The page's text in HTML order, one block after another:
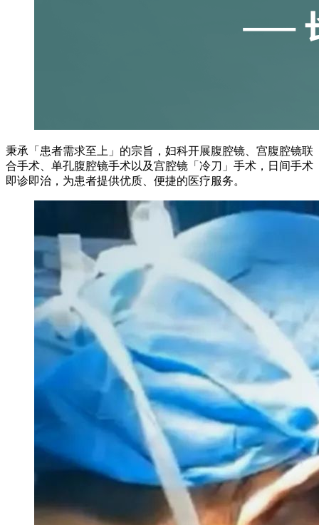
秉承「患者需求至上」的宗旨，妇科开展腹腔镜、宫腹腔镜联
合手术、单孔腹腔镜手术以及宫腔镜「冷刀」手术，日间手术
即诊即治，为患者提供优质、便捷的医疗服务。